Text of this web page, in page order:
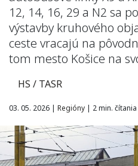
12, 14, 16, 29 a N2 sa
výstavby kruhového
ceste vracajú na
tom mesto Košice na
HS / TASR
03. 05. 2026 | Regióny | 2 min. čítania